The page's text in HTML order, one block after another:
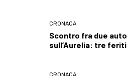
CRONACA
Scontro fra due auto
sull’Aurelia: tre feriti